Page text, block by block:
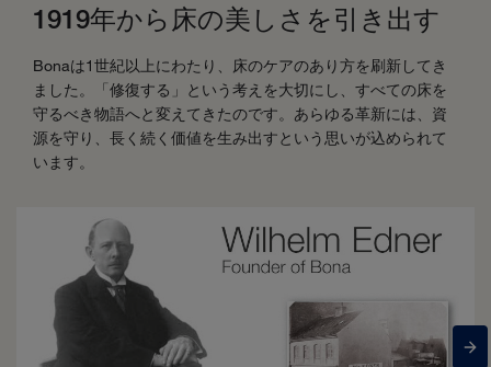
1919年から床の美しさを引き出す
Bonaは1世紀以上にわたり、床のケアのあり方を刷新してき
ました。「修復する」という考えを大切にし、すべての床を
守るべき物語へと変えてきたのです。あらゆる革新には、資
源を守り、長く続く価値を生み出すという思いが込められて
います。